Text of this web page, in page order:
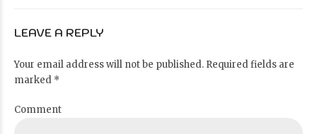
LEAVE A REPLY
Your email address will not be published. Required fields are
marked *
Comment